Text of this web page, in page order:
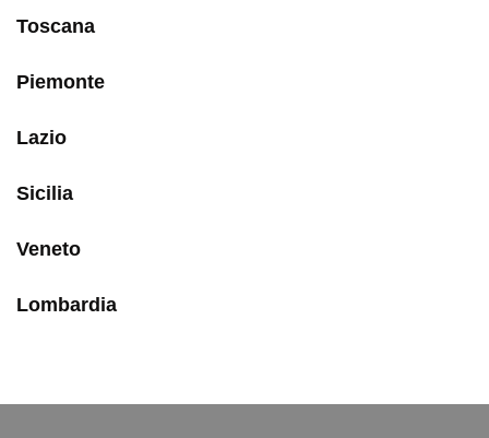
Toscana
Piemonte
Lazio
Sicilia
Veneto
Lombardia